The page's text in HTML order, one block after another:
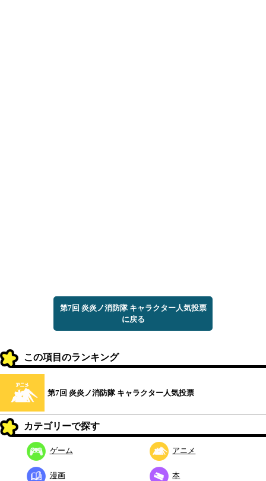
第7回 炎炎ノ消防隊 キャラクター人気投票
に戻る
この項目のランキング
第7回 炎炎ノ消防隊 キャラクター人気投票
カテゴリーで探す
ゲーム アニメ
漫画 本